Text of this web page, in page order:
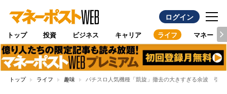
ログイン
トップ 投資 ビジネス キャリア ライフ マネー
トップ ライフ 趣味 パチスロ人気機種「凱旋」撤去の大きすぎる余波 引退